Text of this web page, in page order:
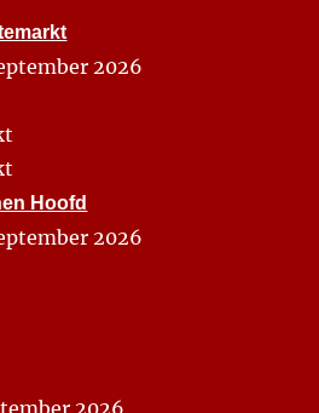
2026
Hoofd
2026
2026